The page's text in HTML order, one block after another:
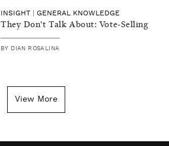
INSIGHT GENERAL KNOWLEDGE
They Don't Talk About: Vote-Selling
BY DIAN ROSALINA
View More